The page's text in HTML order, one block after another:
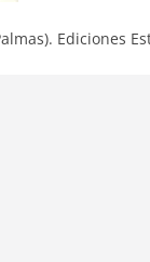
Ediciones